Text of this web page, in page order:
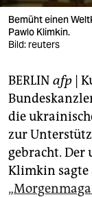
veranstaltungen
shop
fragen & hilfe
unterstützen
genossenschaft
epaper login
Bemüht einen
Pawlo Klimkin.
Bild: reuters
BERLIN afp |
die
zur
gebracht.
Klimkin sagte